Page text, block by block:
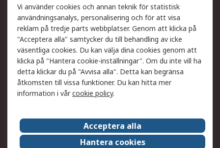
Ditt lokala säljteam
Exportlösningar
Support
Få hjälp
Retur av varor
Leverans
Spåra din order
Begär en fakturakopi
Fördelar med RS-konto
Betalningsalternativ
Om RS
Försäljningsvillkor
Vi använder cookies och annan teknik för statistisk
användningsanalys, personalisering och för att visa
reklam på tredje parts webbplatser. Genom att klicka på
"Acceptera alla" samtycker du till behandling av icke
väsentliga cookies. Du kan välja dina cookies genom att
klicka på "Hantera cookie-inställningar". Om du inte vill ha
detta klickar du på "Avvisa alla". Detta kan begränsa
åtkomsten till vissa funktioner. Du kan hitta mer
information i vårcookie policy.
Acceptera alla
Hantera cookies